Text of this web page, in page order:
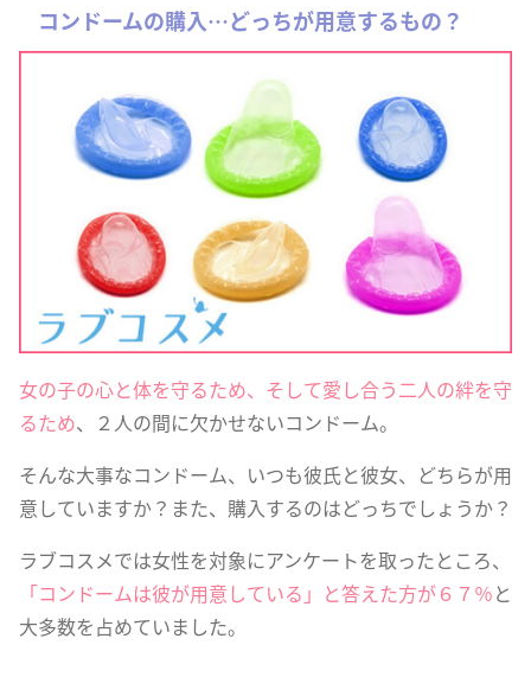
コンドームの購入…どっちが用意するもの？
女の子の心と体を守るため、そして愛し合う二人の絆を守
るため、２人の間に欠かせないコンドーム。
そんな大事なコンドーム、いつも彼氏と彼女、どちらが用
意していますか？また、購入するのはどっちでしょうか？
ラブコスメでは女性を対象にアンケートを取ったところ、
「コンドームは彼が用意している」と答えた方が６７％と
大多数を占めていました。